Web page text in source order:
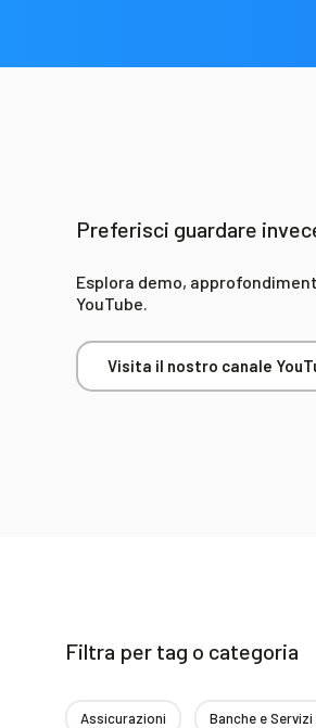
Preferisci guardare
Esplora demo,
YouTube.
Visita il nostro canale
Filtra per tag o categoria
Assicurazioni Banche e